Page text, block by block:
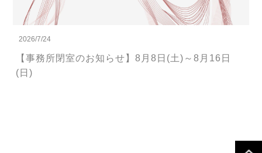
2026/7/24
【事務所閉室のお知らせ】8月8日(土)～8月16日
(日)